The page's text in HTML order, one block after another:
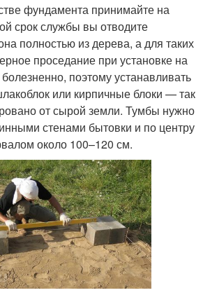
фундамента принимайте на
срок службы вы отводите
полностью из дерева, а для таких
проседание при установке на
поэтому устанавливать
или кирпичные блоки — так
от сырой земли. Тумбы нужно
стенами бытовки и по центру
около 100–120 см.